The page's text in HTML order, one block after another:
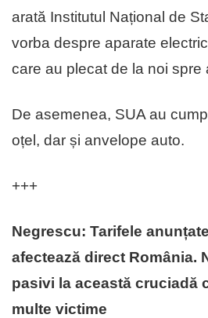
arată Institutul Național de
vorba despre aparate
care au plecat de la noi spre
De asemenea, SUA au
oțel, dar și anvelope auto.
+++
Negrescu: Tarifele
afectează direct România.
pasivi la această cruciadă
multe victime